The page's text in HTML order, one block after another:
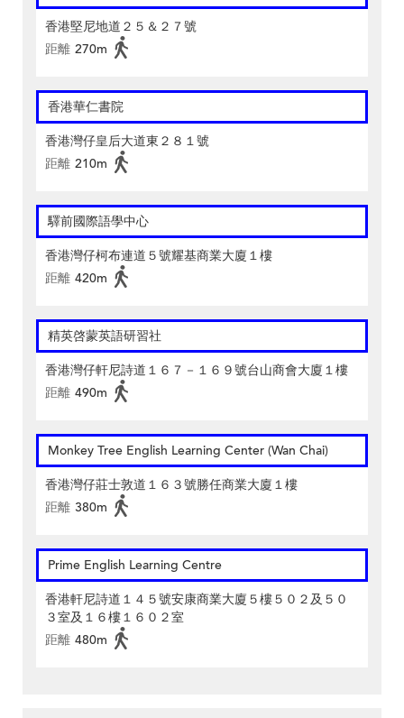
香港堅尼地道２５＆２７號
距離 270m
香港華仁書院
香港灣仔皇后大道東２８１號
距離 210m
驛前國際語學中心
香港灣仔柯布連道５號耀基商業大廈１樓
距離 420m
精英啓蒙英語研習社
香港灣仔軒尼詩道１６７－１６９號台山商會大廈１樓
距離 490m
Monkey Tree English Learning Center (Wan Chai)
香港灣仔莊士敦道１６３號勝任商業大廈１樓
距離 380m
Prime English Learning Centre
香港軒尼詩道１４５號安康商業大廈５樓５０２及５０
３室及１６樓１６０２室
距離 480m